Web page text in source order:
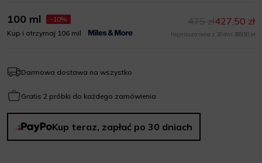
100 ml
-10%
Kup i otrzymaj 106 mil
427,50 zł
475 zł
Najniższa cena z 30 dni: 389,50 zł
Darmowa dostawa na wszystko
Gratis 2 próbki do każdego zamówienia
Kup teraz, zapłać po 30 dniach